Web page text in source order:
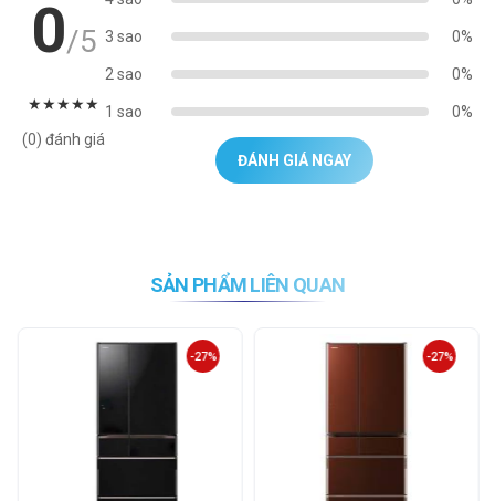
0/5
★★★★★
(0) đánh giá
3 sao 0%
2 sao 0%
1 sao 0%
ĐÁNH GIÁ NGAY
SẢN PHẨM LIÊN QUAN
-27% -27%